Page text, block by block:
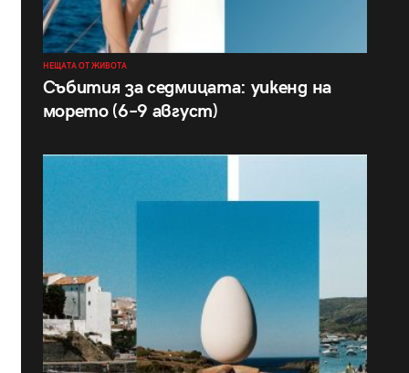
НЕЩАТА ОТ ЖИВОТА
Събития за седмицата: уикенд на
морето (6–9 август)